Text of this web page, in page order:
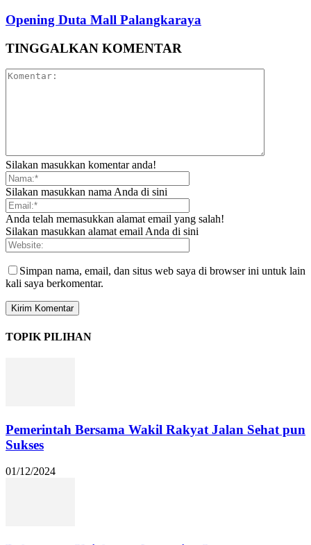
Opening Duta Mall Palangkaraya
TINGGALKAN KOMENTAR
Silakan masukkan komentar anda!
Silakan masukkan nama Anda di sini
Anda telah memasukkan alamat email yang salah!
Silakan masukkan alamat email Anda di sini
Simpan nama, email, dan situs web saya di browser ini untuk lain
kali saya berkomentar.
TOPIK PILIHAN
Pemerintah Bersama Wakil Rakyat Jalan Sehat pun
Sukses
01/12/2024